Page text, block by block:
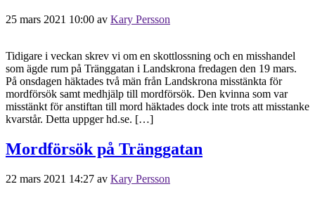
25 mars 2021 10:00 av Kary Persson
Tidigare i veckan skrev vi om en skottlossning och en misshandel
som ägde rum på Tränggatan i Landskrona fredagen den 19 mars.
På onsdagen häktades två män från Landskrona misstänkta för
mordförsök samt medhjälp till mordförsök. Den kvinna som var
misstänkt för anstiftan till mord häktades dock inte trots att misstanke
kvarstår. Detta uppger hd.se. […]
Mordförsök på Tränggatan
22 mars 2021 14:27 av Kary Persson